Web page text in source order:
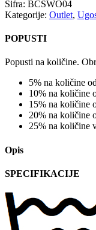
Šifra: BCSWO04
Kategorije: Outlet,
POPUSTI
Popusti na količine.
5% na količine
10% na količine
15% na količine
20% na količine
25% na količine
Opis
SPECIFIKACIJE